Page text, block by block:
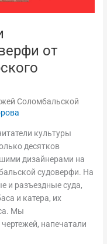
от
Соломбальской
культуры
десятков
дизайнерами на
судоверфи. На
и разъездные суда,
и катера, их
Мы
напечатали